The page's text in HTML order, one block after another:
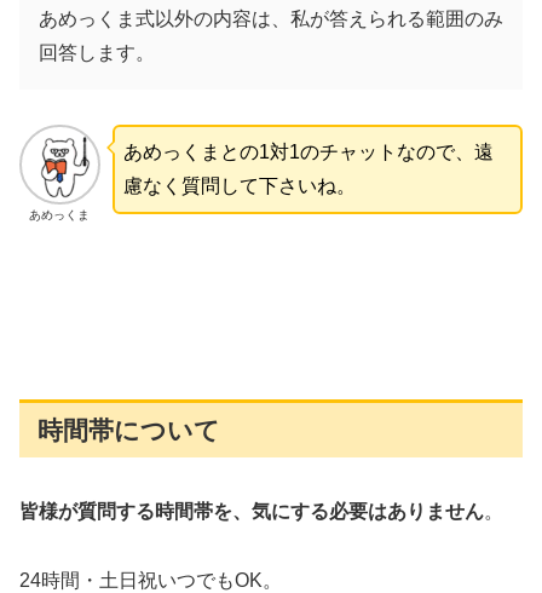
あめっくま式以外の内容は、私が答えられる範囲のみ
回答します。
あめっくま
あめっくまとの1対1のチャットなので、遠
慮なく質問して下さいね。
時間帯について
皆様が質問する時間帯を、気にする必要はありません。
24時間・土日祝いつでもOK。